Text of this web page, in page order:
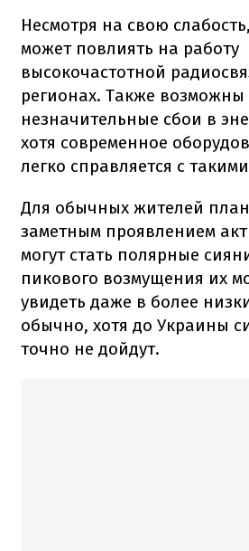
Несмотря на свою
может повлиять на работу
высокочастотной
регионах. Также возможны
незначительные сбои в
хотя современное
легко справляется с
Для обычных жителей
заметным проявлением
могут стать полярные
пикового возмущения их
увидеть даже в более
обычно, хотя до Украины
точно не дойдут.